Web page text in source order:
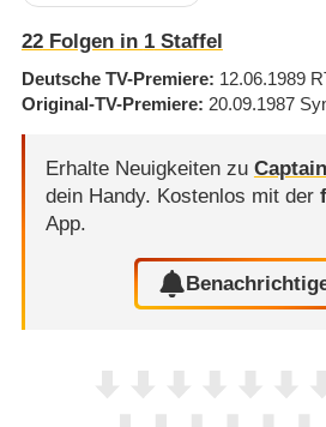
22Folgen in 1Staffel
Deutsche TV-Premiere 12.06.1989
Original-TV-Premiere 20.09.1987
Erhalte Neuigkeiten zu
dein Handy. Kostenlos mit der
App.